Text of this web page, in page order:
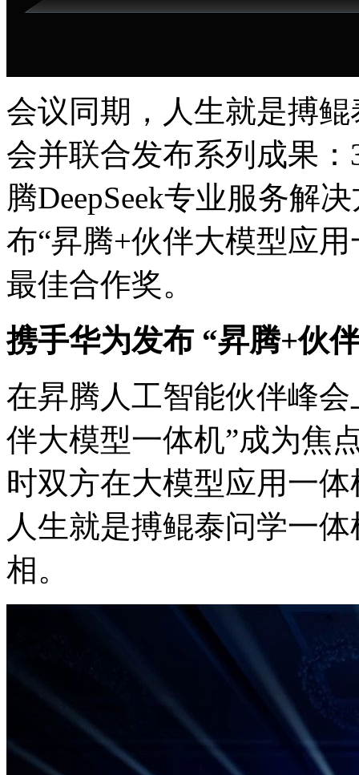
会议同期，人生就是搏
会并联合发布系列成果
腾DeepSeek专业服务解
布“昇腾+伙伴大模型应用
最佳合作奖。
携手华为发布 “昇腾+伙
在昇腾人工智能伙伴峰会
伴大模型一体机”成为焦点
时双方在大模型应用一体
人生就是搏鲲泰问学一
相。